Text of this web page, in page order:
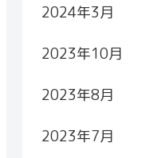
2024年3月
2023年10月
2023年8月
2023年7月